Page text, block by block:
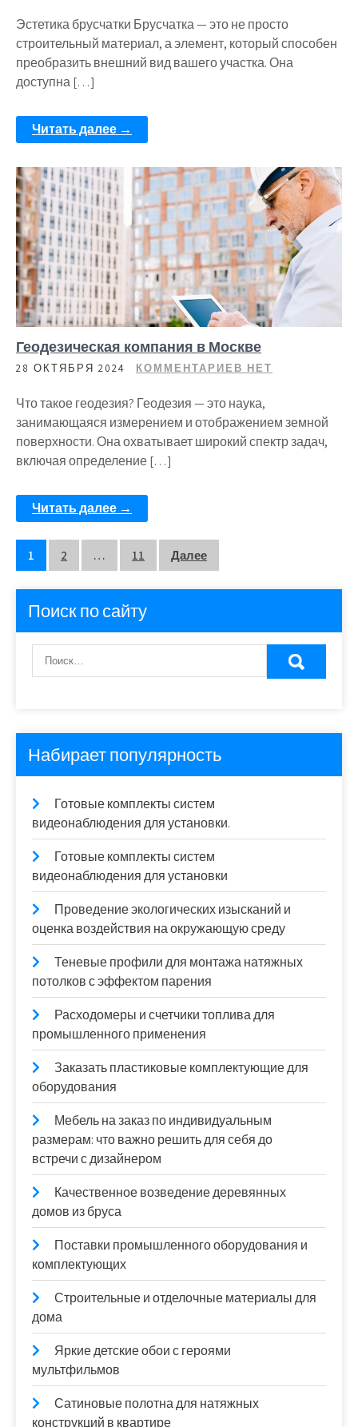
Эстетика брусчатки Брусчатка — это не просто
строительный материал, а элемент, который способен
преобразить внешний вид вашего участка. Она
доступна […]
Читать далее →
Геодезическая компания в Москве
28 ОКТЯБРЯ 2024 КОММЕНТАРИЕВ НЕТ
Что такое геодезия? Геодезия — это наука,
занимающаяся измерением и отображением земной
поверхности. Она охватывает широкий спектр задач,
включая определение […]
Читать далее →
Пагинация
записей
1 2 … 11 Далее
Поиск по сайту
Набирает популярность
Готовые комплекты систем
видеонаблюдения для установки.
Готовые комплекты систем
видеонаблюдения для установки
Проведение экологических изысканий и
оценка воздействия на окружающую среду
Теневые профили для монтажа натяжных
потолков с эффектом парения
Расходомеры и счетчики топлива для
промышленного применения
Заказать пластиковые комплектующие для
оборудования
Мебель на заказ по индивидуальным
размерам: что важно решить для себя до
встречи с дизайнером
Качественное возведение деревянных
домов из бруса
Поставки промышленного оборудования и
комплектующих
Строительные и отделочные материалы для
дома
Яркие детские обои с героями
мультфильмов
Сатиновые полотна для натяжных
конструкций в квартире